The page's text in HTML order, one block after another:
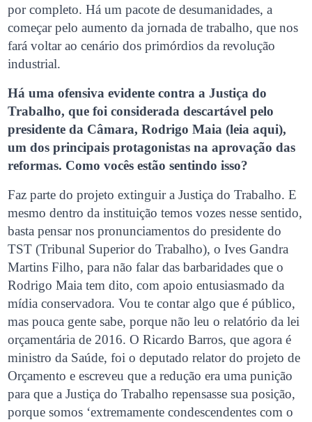
por completo. Há um pacote de desumanidades, a
começar pelo aumento da jornada de trabalho, que nos
fará voltar ao cenário dos primórdios da revolução
industrial.
Há uma ofensiva evidente contra a Justiça do
Trabalho, que foi considerada descartável pelo
presidente da Câmara, Rodrigo Maia (leia aqui),
um dos principais protagonistas na aprovação das
reformas. Como vocês estão sentindo isso?
Faz parte do projeto extinguir a Justiça do Trabalho. E
mesmo dentro da instituição temos vozes nesse sentido,
basta pensar nos pronunciamentos do presidente do
TST (Tribunal Superior do Trabalho), o Ives Gandra
Martins Filho, para não falar das barbaridades que o
Rodrigo Maia tem dito, com apoio entusiasmado da
mídia conservadora. Vou te contar algo que é público,
mas pouca gente sabe, porque não leu o relatório da lei
orçamentária de 2016. O Ricardo Barros, que agora é
ministro da Saúde, foi o deputado relator do projeto de
Orçamento e escreveu que a redução era uma punição
para que a Justiça do Trabalho repensasse sua posição,
porque somos ‘extremamente condescendentes com o